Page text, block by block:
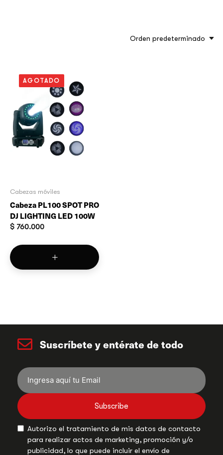
Orden predeterminado
AGOTADO
Cabezas móviles
Cabeza PL100 SPOT PRO
DJ LIGHTING LED 100W
$ 760.000
Suscríbete y entérate de todo
Subscribe
Autorizo el tratamiento de mis datos de contacto
para realizar actos de marketing, promoción y/o
publicidad, lo que puede incluir el envío de